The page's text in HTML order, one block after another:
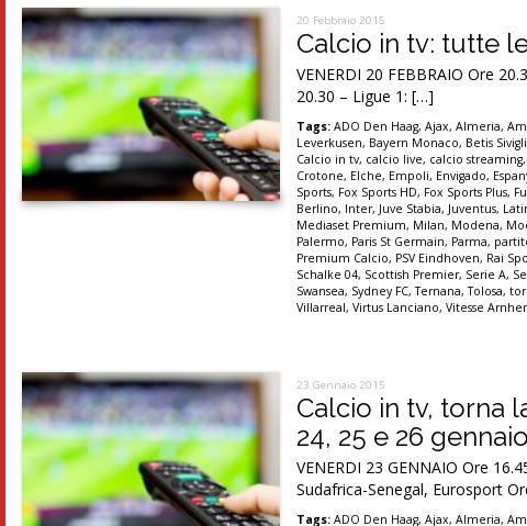
20 Febbraio 2015
Calcio in tv: tutte
VENERDI 20 FEBBRAIO Ore
20.30 – Ligue 1: […]
Tags: ADO Den Haag,Ajax,Almeria,
Leverkusen, Bayern Monaco, Betis
Calcio in tv, calcio live, calcio streaming,
Crotone, Elche, Empoli, Envigado,
Sports, Fox Sports HD, Fox Sports Plus,
Berlino, Inter, Juve Stabia, Juventus,
Mediaset Premium, Milan, Modena,
Palermo, Paris St Germain, Parma,
Premium Calcio, PSV Eindhoven, Rai
Schalke 04, Scottish Premier, Serie A,
Swansea, Sydney FC,Ternana,Tolosa,
Villarreal,Virtus Lanciano,Vitesse
23 Gennaio 2015
Calcio in tv, torna
24, 25 e 26 gennaio
VENERDI 23 GENNAIO Ore
Sudafrica-Senegal, Eurosport
Tags: ADO Den Haag,Ajax,Almeria,